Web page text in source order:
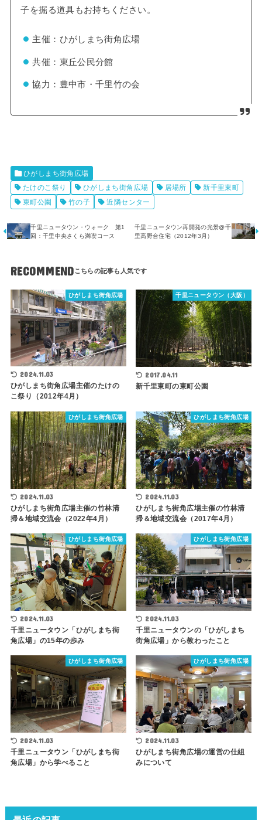
子を掘る道具もお持ちください。
主催：ひがしまち街角広場
共催：東丘公民分館
協力：豊中市・千里竹の会
ひがしまち街角広場
たけのこ祭り
ひがしまち街角広場 居場所
新千里東町
東町公園
竹の子 近隣センター
千里ニュータウン・ウォーク 第1
回：干里中央さくら満喫コース
千里ニュータウン再開発の光景@千
里高野台住宅（2012年3月）
RECOMMEND
ひがしまち街角広場
2024.11.03
ひがしまち街角広場主催のたけの
こ祭り（2012年4月）
千里ニュータウン（大阪）
2017.04.11
新千里東町の東町公園
ひがしまち街角広場
2024.11.03
ひがしまち街角広場主催の竹林清
掃＆地域交流会（2022年4月）
ひがしまち街角広場
2024.11.03
ひがしまち街角広場主催の竹林清
掃＆地域交流会（2017年4月）
ひがしまち街角広場
2024.11.03
千里ニュータウン「ひがしまち街
角広場」の15年の歩み
ひがしまち街角広場
2024.11.03
千里ニュータウンの「ひがしまち
街角広場」から教わったこと
ひがしまち街角広場
2024.11.03
千里ニュータウン「ひがしまち街
角広場」から学べること
ひがしまち街角広場
2024.11.03
ひがしまち街角広場の運営の仕組
みについて